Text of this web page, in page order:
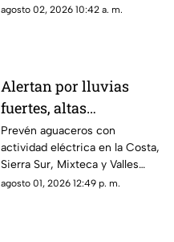
tarde, acompañadas por
agosto 02, 2026 10:42 a. m.
Alertan por lluvias
fuertes, altas
temperaturas y oleaje
en Oaxaca
Prevén aguaceros con
actividad eléctrica en la Costa,
Sierra Sur, Mixteca y Valles
Centrales, además de mar
agosto 01, 2026 12:49 p. m.